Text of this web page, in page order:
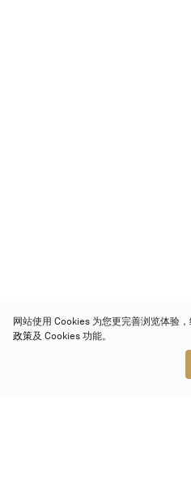
网站使用 Cookies 为您更完善浏览体验
政策及 Cookies 功能。